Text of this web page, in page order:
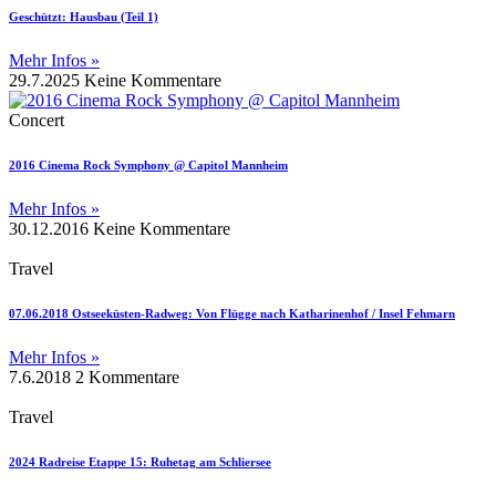
Geschützt: Hausbau (Teil 1)
Mehr Infos »
29.7.2025 Keine Kommentare
Concert
2016 Cinema Rock Symphony @ Capitol Mannheim
Mehr Infos »
30.12.2016 Keine Kommentare
Travel
07.06.2018 Ostseeküsten-Radweg: Von Flügge nach Katharinenhof / Insel Fehmarn
Mehr Infos »
7.6.2018 2 Kommentare
Travel
2024 Radreise Etappe 15: Ruhetag am Schliersee